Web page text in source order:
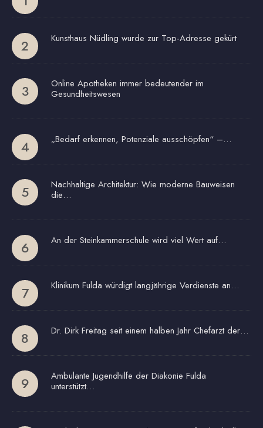
Kunsthaus Nüdling wurde zur Top-Adresse gekürt
Online Apotheken immer bedeutender im
Gesundheitswesen
„Bedarf erkennen, Potenziale ausschöpfen“ –…
Nachhaltige Architektur: Wie moderne Bauweisen
die…
An der Steinkammerschule wird viel Wert auf…
Klinikum Fulda würdigt langjährige Verdienste an…
Dr. Dirk Freitag seit einem halben Jahr Chefarzt der…
Ambulante Jugendhilfe der Diakonie Fulda
unterstützt…